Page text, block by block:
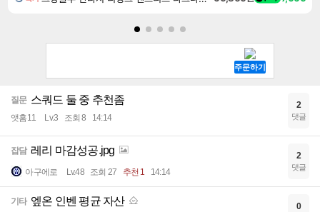
질문 스쿼드 둘 중 추천좀
앳홈11 Lv.3 조회 8 14:14
2
댓글
잡담 레리 마감성공.jpg
아구에로 Lv.48 조회 27 추천 1 14:14
2
댓글
기타 엪온 인벤 평균 자산 0